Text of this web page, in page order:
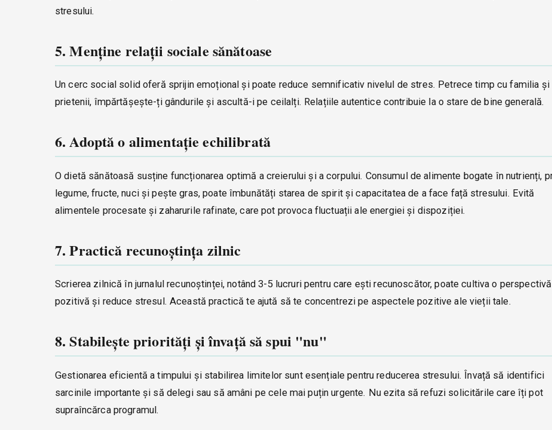
stresului.
5. Menține relații sociale sănătoase
Un cerc social solid oferă sprijin emoțional și poate reduce semnificativ nivelul de stres. Petrece timp cu familia și
prietenii, împărtășește-ți gândurile și ascultă-i pe ceilalți. Relațiile autentice contribuie la o stare de bine generală.
6. Adoptă o alimentație echilibrată
O dietă sănătoasă susține funcționarea optimă a creierului și a corpului. Consumul de alimente bogate în nutrienți,
legume, fructe, nuci și pește gras, poate îmbunătăți starea de spirit și capacitatea de a face față stresului. Evită
alimentele procesate și zaharurile rafinate, care pot provoca fluctuații ale energiei și dispoziției.
7. Practică recunoștința zilnic
Scrierea zilnică în jurnalul recunoștinței, notând 3-5 lucruri pentru care ești recunoscător, poate cultiva o perspectivă
pozitivă și reduce stresul. Această practică te ajută să te concentrezi pe aspectele pozitive ale vieții tale.
8. Stabilește priorități și învață să spui "nu"
Gestionarea eficientă a timpului și stabilirea limitelor sunt esențiale pentru reducerea stresului. Învață să identifici
sarcinile importante și să delegi sau să amâni pe cele mai puțin urgente. Nu ezita să refuzi solicitările care îți pot
supraîncărca programul.